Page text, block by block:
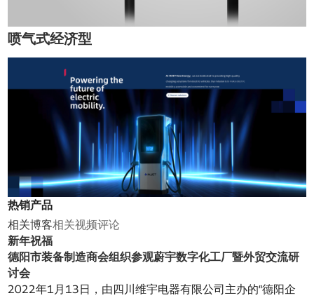
喷气式经济型
热销产品
相关博客相关视频评论
新年祝福
德阳市装备制造商会组织参观蔚宇数字化工厂暨外贸交流研
讨会
2022年1月13日，由四川维宇电器有限公司主办的“德阳企